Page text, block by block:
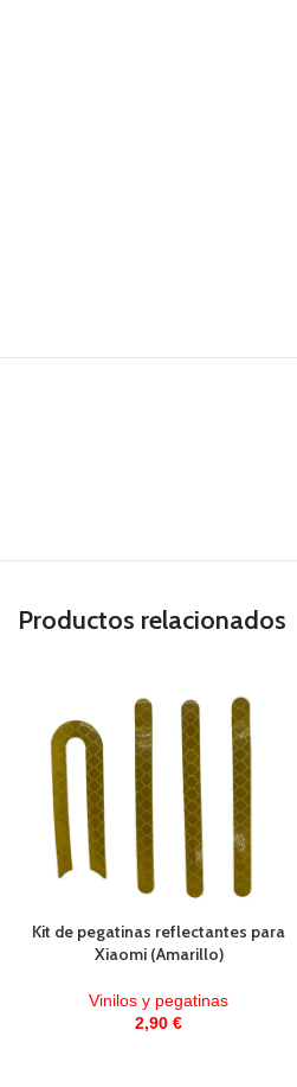
Productos relacionados
Kit de pegatinas reflectantes para
Xiaomi (Amarillo)
Vinilos y pegatinas
2,90€